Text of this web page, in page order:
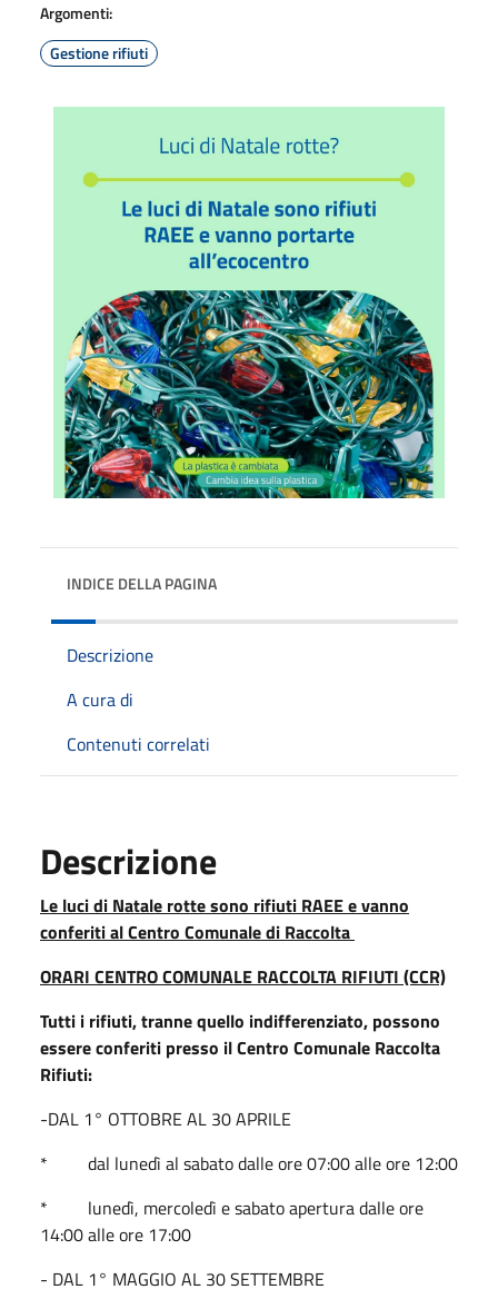
Argomenti:
Gestione rifiuti
INDICE DELLA PAGINA
Descrizione
A cura di
Contenuti correlati
Descrizione
Le luci di Natale rotte sono rifiuti RAEE e vanno
conferiti al Centro Comunale di Raccolta
ORARI CENTRO COMUNALE RACCOLTA RIFIUTI (CCR)
Tutti i rifiuti, tranne quello indifferenziato, possono
essere conferiti presso il Centro Comunale Raccolta
Rifiuti:
-DAL 1° OTTOBRE AL 30 APRILE
* dal lunedì al sabato dalle ore 07:00 alle ore 12:00
* lunedì, mercoledì e sabato apertura dalle ore
14:00 alle ore 17:00
- DAL 1° MAGGIO AL 30 SETTEMBRE